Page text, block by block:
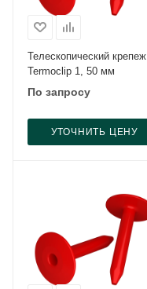
Телескопический крепеж
Termoclip 1, 50 мм
По запросу
УТОЧНИТЬ ЦЕНУ